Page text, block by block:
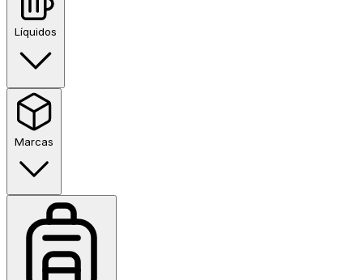
Líquidos
Marcas